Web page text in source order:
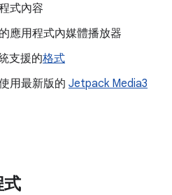
式內容
應用程式內媒體播放器
支援的格式
用最新版的 Jetpack Media3
式